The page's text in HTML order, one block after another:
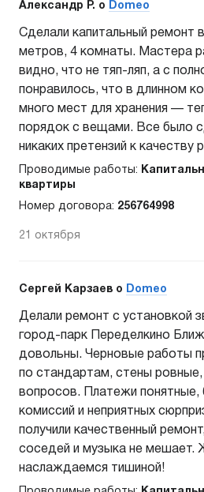
Александр Р. o Domeo
Сделали капитальный ремонт
метров, 4 комнаты. Мастера
видно, что не тяп-ляп, а с
понравилось, что в длинном
много мест для хранения —
порядок с вещами. Все было
никаких претензий к качеству
Проводимые работы:
квартиры
Номер договора: 256764998
21 октября
Сергей Карзаев o Domeo
Делали ремонт с установкой
город-парк Переделкино
довольны. Черновые работы
по стандартам, стены
вопросов. Платежи понятные,
комиссий и неприятных
получили качественный
соседей и музыка не мешает.
наслаждаемся тишиной!